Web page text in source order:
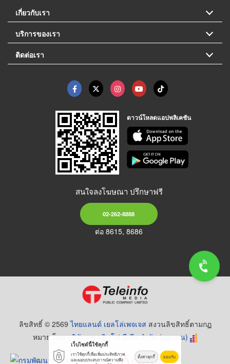
เกี่ยวกับเรา
บริการของเรา
ติดต่อเรา
ดาวน์โหลดแอปพลิเคชัน
สนใจลงโฆษณา ปรึกษาฟรี
02-262-8888
ต่อ 8615, 8686
ลิขสิทธิ์ © 2569ไทยแลนด์ เยลโล่เพจเจส สงวนลิขสิทธิ์ตามกฏ
หมาย โดยบริษัท เทเลอินโฟ มีเดีย จำกัด (มหาชน)
เว็บไซต์นี้ใช้คุกกี้
เราใช้คุกกี้เพื่อเพิ่มประสิทธิภาพ
และมอบประสบการณ์ความพึง
ตั้งค่าคุกกี้ ยอมรับ